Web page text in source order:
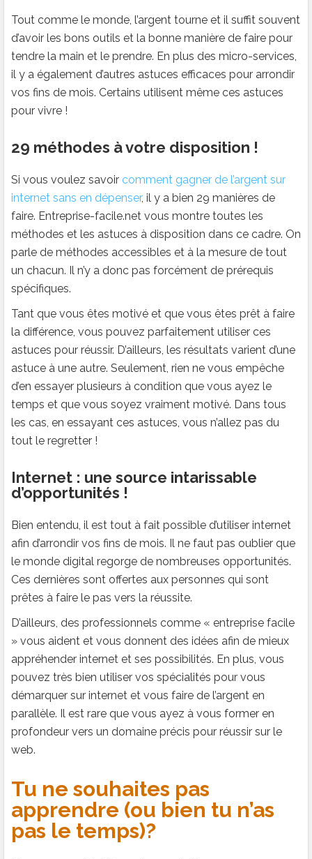
Tout comme le monde, l’argent tourne et il suffit souvent
d’avoir les bons outils et la bonne manière de faire pour
tendre la main et le prendre. En plus des micro-services,
il y a également d’autres astuces efficaces pour arrondir
vos fins de mois. Certains utilisent même ces astuces
pour vivre !
29 méthodes à votre disposition !
Si vous voulez savoir comment gagner de l’argent sur
internet sans en dépenser, il y a bien 29 manières de
faire. Entreprise-facile.net vous montre toutes les
méthodes et les astuces à disposition dans ce cadre. On
parle de méthodes accessibles et à la mesure de tout
un chacun. Il n’y a donc pas forcément de prérequis
spécifiques.
Tant que vous êtes motivé et que vous êtes prêt à faire
la différence, vous pouvez parfaitement utiliser ces
astuces pour réussir. D’ailleurs, les résultats varient d’une
astuce à une autre. Seulement, rien ne vous empêche
d’en essayer plusieurs à condition que vous ayez le
temps et que vous soyez vraiment motivé. Dans tous
les cas, en essayant ces astuces, vous n’allez pas du
tout le regretter !
Internet : une source intarissable
d’opportunités !
Bien entendu, il est tout à fait possible d’utiliser internet
afin d’arrondir vos fins de mois. Il ne faut pas oublier que
le monde digital regorge de nombreuses opportunités.
Ces dernières sont offertes aux personnes qui sont
prêtes à faire le pas vers la réussite.
D’ailleurs, des professionnels comme « entreprise facile
» vous aident et vous donnent des idées afin de mieux
appréhender internet et ses possibilités. En plus, vous
pouvez très bien utiliser vos spécialités pour vous
démarquer sur internet et vous faire de l’argent en
parallèle. Il est rare que vous ayez à vous former en
profondeur vers un domaine précis pour réussir sur le
web.
Tu ne souhaites pas
apprendre (ou bien tu n’as
pas le temps)?